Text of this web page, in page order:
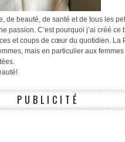
de beauté, de santé et de tous les
passion. C’est pourquoi j’ai créé ce
et coups de cœur du quotidien. La
mais en particulier aux
PUBLICITÉ